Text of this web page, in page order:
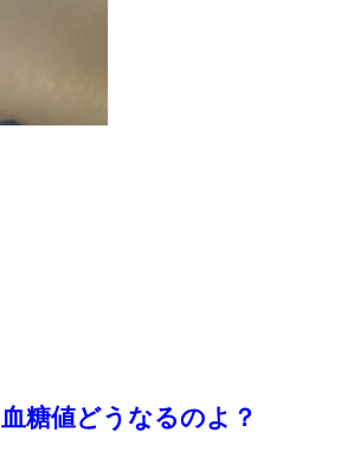
血糖値どうなるのよ？